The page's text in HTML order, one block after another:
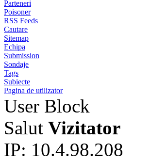
Parteneri
Poisoner
RSS Feeds
Cautare
Sitemap
Echipa
Submission
Sondaje
Tags
Subiecte
Pagina de utilizator
User Block
Salut Vizitator
IP: 10.4.98.208